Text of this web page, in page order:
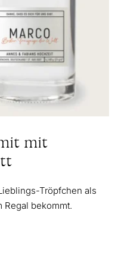
mit
Tröpfchen als
Regal bekommt.